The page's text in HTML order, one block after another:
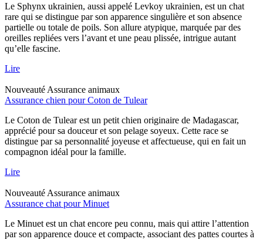
Le Sphynx ukrainien, aussi appelé Levkoy ukrainien, est un chat
rare qui se distingue par son apparence singulière et son absence
partielle ou totale de poils. Son allure atypique, marquée par des
oreilles repliées vers l’avant et une peau plissée, intrigue autant
qu’elle fascine.
Lire
Nouveauté Assurance animaux
Assurance chien pour Coton de Tulear
Le Coton de Tulear est un petit chien originaire de Madagascar,
apprécié pour sa douceur et son pelage soyeux. Cette race se
distingue par sa personnalité joyeuse et affectueuse, qui en fait un
compagnon idéal pour la famille.
Lire
Nouveauté Assurance animaux
Assurance chat pour Minuet
Le Minuet est un chat encore peu connu, mais qui attire l’attention
par son apparence douce et compacte, associant des pattes courtes à